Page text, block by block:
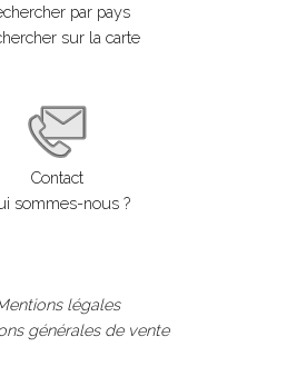
par pays
sur la carte
Contact
sommes-nous ?
légales
générales de vente